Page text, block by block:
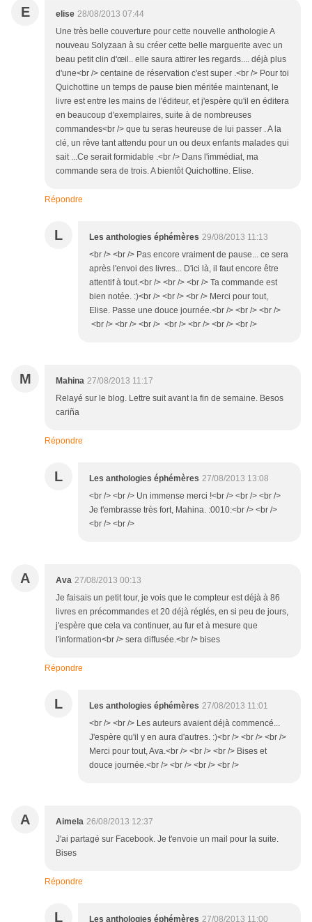
E elise 28/08/2013 07:44
Une très belle couverture pour cette nouvelle anthologie A
nouveau Solyzaan à su créer cette belle marguerite avec un
beau petit clin d'œil.. elle saura attirer les regards.... déjà plus
d'une<br /> centaine de réservation c'est super .<br /> Pour toi
Quichottine un temps de pause bien méritée maintenant, le
livre est entre les mains de l'éditeur, et j'espère qu'il en éditera
en beaucoup d'exemplaires, suite à de nombreuses
commandes<br /> que tu seras heureuse de lui passer . A la
clé, un rêve tant attendu pour un ou deux enfants malades qui
sait ...Ce serait formidable .<br /> Dans l'immédiat, ma
commande sera de trois. A bientôt Quichottine. Elise.
Répondre
L Les anthologies éphémères 29/08/2013 11:13
<br /> <br /> Pas encore vraiment de pause... ce sera
après l'envoi des livres... D'ici là, il faut encore être
attentif à tout.<br /> <br /> <br /> Ta commande est
bien notée. :)<br /> <br /> <br /> Merci pour tout,
Elise. Passe une douce journée.<br /> <br /> <br />
<br /> <br /> <br /> <br /> <br /> <br /> <br />
M Mahina 27/08/2013 11:17
Relayé sur le blog. Lettre suit avant la fin de semaine. Besos
cariña
Répondre
L Les anthologies éphémères 27/08/2013 13:08
<br /> <br /> Un immense merci !<br /> <br /> <br />
Je t'embrasse très fort, Mahina. :0010:<br /> <br />
<br /> <br />
A Ava 27/08/2013 00:13
Je faisais un petit tour, je vois que le compteur est déjà à 86
livres en précommandes et 20 déjà réglés, en si peu de jours,
j'espère que cela va continuer, au fur et à mesure que
l'information<br /> sera diffusée.<br /> bises
Répondre
L Les anthologies éphémères 27/08/2013 11:01
<br /> <br /> Les auteurs avaient déjà commencé...
J'espère qu'il y en aura d'autres. :)<br /> <br /> <br />
Merci pour tout, Ava.<br /> <br /> <br /> Bises et
douce journée.<br /> <br /> <br /> <br />
A Aimela 26/08/2013 12:37
J'ai partagé sur Facebook. Je t'envoie un mail pour la suite.
Bises
Répondre
L Les anthologies éphémères 27/08/2013 11:00